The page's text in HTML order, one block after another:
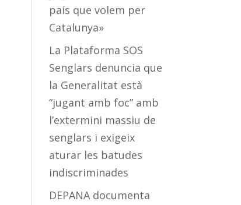
país que volem per
Catalunya»
La Plataforma SOS
Senglars denuncia que
la Generalitat està
“jugant amb foc” amb
l’extermini massiu de
senglars i exigeix
aturar les batudes
indiscriminades
DEPANA documenta